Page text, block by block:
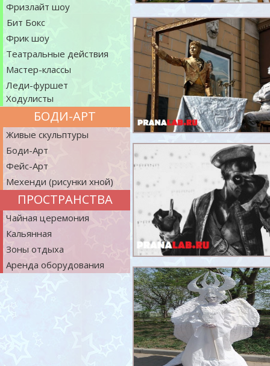
БОДИ-АРТ
ПРОСТРАНСТВА
Фризлайт шоу
Бит Бокс
Фрик шоу
Театральные действия
Мастер-классы
Леди-фуршет
Ходулисты
Живые скульптуры
Боди-Арт
Фейс-Арт
Мехенди (рисунки хной)
Чайная церемония
Кальянная
Зоны отдыха
Аренда оборудования